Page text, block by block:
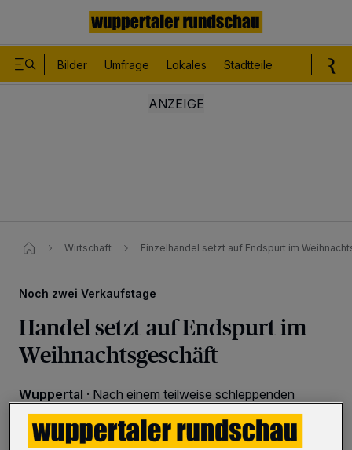
Bilder Umfrage Lokales Stadtteile
Wirtschaft Einzelhandel setzt auf Endspurt im
Noch zwei Verkaufstage
Handel setzt auf Endspurt im
Weihnachtsgeschäft
Wuppertal · Nach einem teilweise schleppenden
Weihnachtsgeschäft setzt der Handel in der Region auf
die letzten Tage vor Weihnachten, die für viele
Einzelhandelsbetriebe immer wichtiger werden.